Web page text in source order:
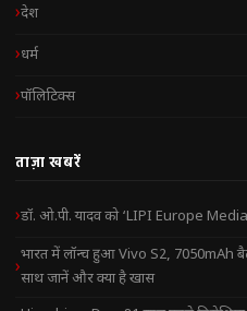
देश
धर्म
पॉलिटिक्स
ताज़ा खबरें
डॉ. ओ.पी. यादव को ‘LIPI Europe
भारत में लॉन्च हुआ Vivo S2, 7050mAh
साथ जानें और क्या है खास